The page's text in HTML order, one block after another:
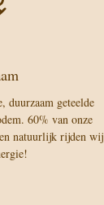
duurzaam geteelde
60% van onze
natuurlijk rijden wij